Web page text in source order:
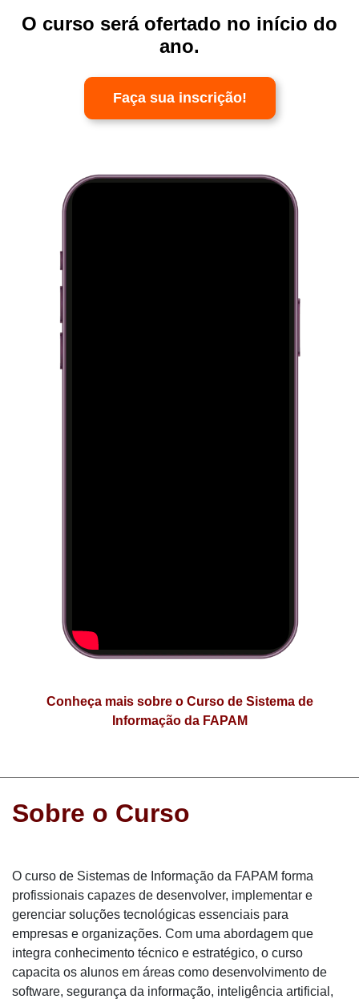
O curso será ofertado no início do
ano.
Faça sua inscrição!
Conheça mais sobre o Curso de Sistema de
Informação da FAPAM
Sobre o Curso
O curso de Sistemas de Informação da FAPAM forma
profissionais capazes de desenvolver, implementar e
gerenciar soluções tecnológicas essenciais para
empresas e organizações. Com uma abordagem que
integra conhecimento técnico e estratégico, o curso
capacita os alunos em áreas como desenvolvimento de
software, segurança da informação, inteligência artificial,